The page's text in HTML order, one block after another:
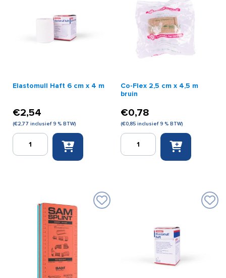
Elastomull Haft 6 cm x 4 m
€2,54
(€2,77 inclusief 9 % BTW)
Elastomull
Co-Flex 2,5 cm x 4,5 m
bruin
€0,78
(€0,85 inclusief 9 % BTW)
Co-